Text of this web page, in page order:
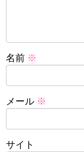
名前 ※
メール ※
サイト